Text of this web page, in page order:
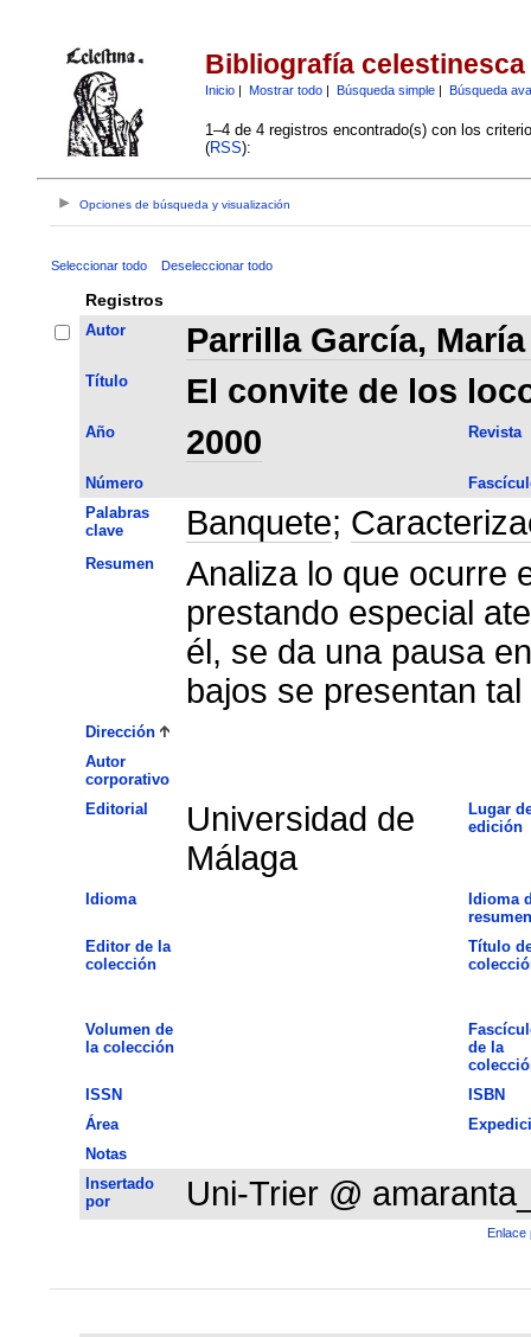
Bibliografía celestinesca
Inicio| Mostrar todo| Búsqueda simple| Búsqueda
1–4 de 4 registros encontrado(s) con los
(RSS):
Opciones de búsqueda y visualización
Seleccionar todo Deseleccionar todo
Registros
Autor Parrilla García,
Título El convite de los
Año 2000 Revista
Número
Palabras
clave
Banquete;
Resumen
Analiza lo que ocurre
prestando especial
él, se da una pausa
bajos se presentan
Dirección
Autor
corporativo
Editorial
Universidad de
Málaga
Lugar
edición
Idioma
Idioma
resumen
Editor de la
colección
Título
Volumen de
la colección
de la
ISSN
ISBN
Área
Notas
Insertado
por
Uni-Trier @
Enlace